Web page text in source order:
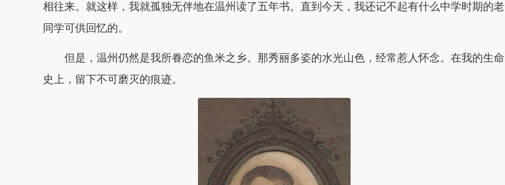
相往来。就这样，我就孤独无伴地在温州读了五年书。直到今天，我还记不起有什么中学时期的老
同学可供回忆的。
但是，温州仍然是我所眷恋的鱼米之乡。那秀丽多姿的水光山色，经常惹人怀念。在我的生命
史上，留下不可磨灭的痕迹。